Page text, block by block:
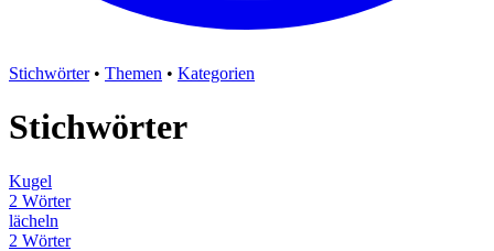
Stichwörter • Themen • Kategorien
Stichwörter
Kugel
2 Wörter
lächeln
2 Wörter